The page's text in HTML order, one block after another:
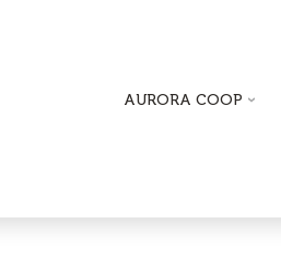
AURORA COOP